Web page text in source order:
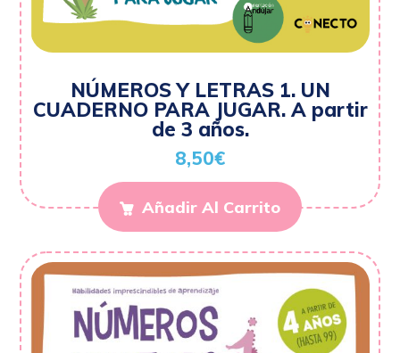
NÚMEROS Y LETRAS 1. UN
CUADERNO PARA JUGAR. A partir
de 3 años.
8,50€
Añadir Al Carrito